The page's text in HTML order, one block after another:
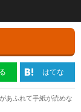
はてな
あふれて手紙が読めな